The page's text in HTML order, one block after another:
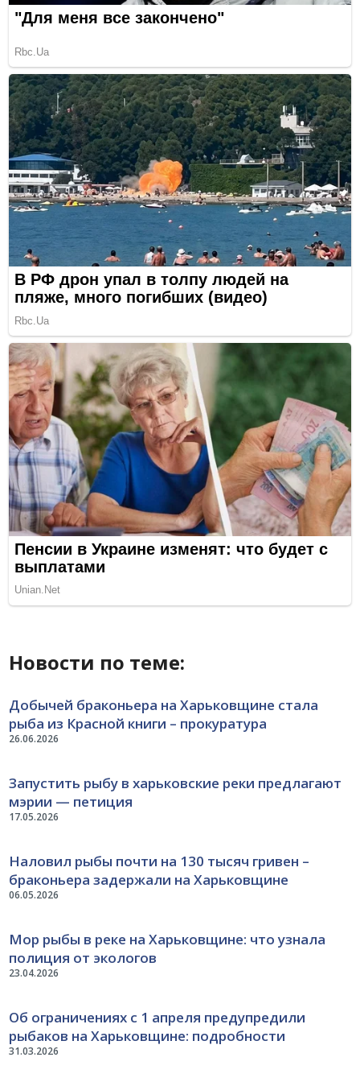
Новости по теме:
26.06.2026
Добычей браконьера на Харьковщине стала
рыба из Красной книги – прокуратура
17.05.2026
Запустить рыбу в харьковские реки предлагают
мэрии — петиция
06.05.2026
Наловил рыбы почти на 130 тысяч гривен –
браконьера задержали на Харьковщине
23.04.2026
Мор рыбы в реке на Харьковщине: что узнала
полиция от экологов
31.03.2026
Об ограничениях с 1 апреля предупредили
рыбаков на Харьковщине: подробности